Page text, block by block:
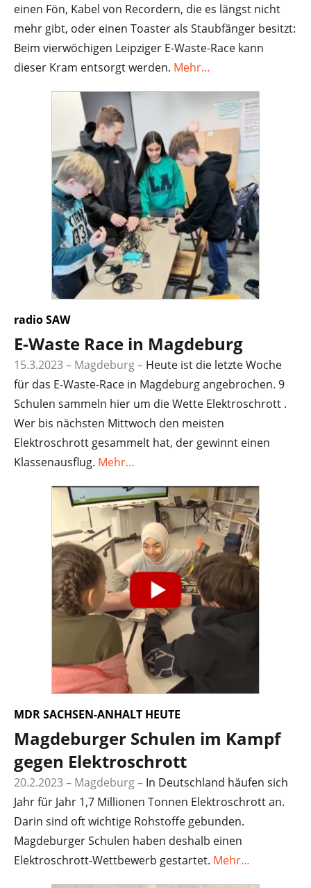
einen Fön, Kabel von Recordern, die es längst nicht
mehr gibt, oder einen Toaster als Staubfänger besitzt:
Beim vierwöchigen Leipziger E-Waste-Race kann
dieser Kram entsorgt werden. Mehr…
radio SAW
E-Waste Race in Magdeburg
15.3.2023 – Magdeburg– Heute ist die letzte Woche
für das E-Waste-Race in Magdeburg angebrochen. 9
Schulen sammeln hier um die Wette Elektroschrott .
Wer bis nächsten Mittwoch den meisten
Elektroschrott gesammelt hat, der gewinnt einen
Klassenausflug. Mehr…
MDR SACHSEN-ANHALT HEUTE
Magdeburger Schulen im Kampf
gegen Elektroschrott
20.2.2023 – Magdeburg– In Deutschland häufen sich
Jahr für Jahr 1,7 Millionen Tonnen Elektroschrott an.
Darin sind oft wichtige Rohstoffe gebunden.
Magdeburger Schulen haben deshalb einen
Elektroschrott-Wettbewerb gestartet. Mehr…